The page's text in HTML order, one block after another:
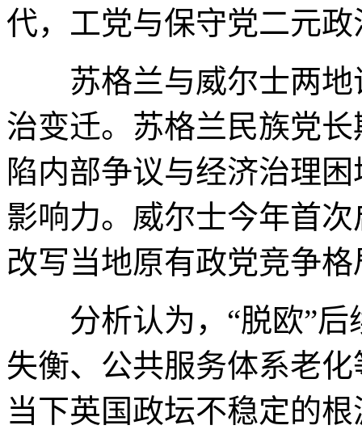
代，工党与保守党二元
苏格兰与威尔士两地
治变迁。苏格兰民族党
陷内部争议与经济治理
影响力。威尔士今年首
改写当地原有政党竞争格
分析认为，“脱欧”后
失衡、公共服务体系老
当下英国政坛不稳定的